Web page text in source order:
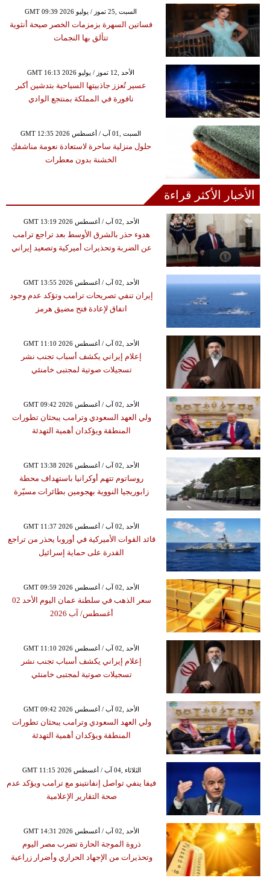
GMT 09:39 2026 السبت ,25 تموز / يوليو
فساتين السهرة بزمزمات الخصر صيحة أنثوية
تتألق بها النجمات
GMT 16:13 2026 الأحد ,12 تموز / يوليو
عسير تُعزز جاذبيتها السياحية بتدشين أكبر
نافورة في المملكة بمنتجع الوادي
GMT 12:35 2026 السبت ,01 آب / أغسطس
حلول منزلية ساحرة لاستعادة نعومة مناشفكِ
الخشنة بدون معطرات
الأخبار الأكثر قراءة
GMT 13:19 2026 الأحد ,02 آب / أغسطس
هدوء حذر بالشرق الأوسط بعد تراجع ترامب
عن الضربة وتحذيرات أميركية وتصعيد إيراني
GMT 13:55 2026 الأحد ,02 آب / أغسطس
إيران تنفي تصريحات ترامب وتؤكد عدم وجود
اتفاق لإعادة فتح مضيق هرمز
GMT 11:10 2026 الأحد ,02 آب / أغسطس
إعلام إيراني يكشف أسباب تجنب نشر
تسجيلات صوتية لمجتبى خامنئي
GMT 09:42 2026 الأحد ,02 آب / أغسطس
ولي العهد السعودي وترامب يبحثان تطورات
المنطقة ويؤكدان أهمية التهدئة
GMT 13:38 2026 الأحد ,02 آب / أغسطس
روساتوم تتهم أوكرانيا باستهداف محطة
زابوريجيا النووية بهجومين بطائرات مسيّرة
GMT 11:37 2026 الأحد ,02 آب / أغسطس
قائد القوات الأميركية في أوروبا يحذر من تراجع
القدرة على حماية إسرائيل
GMT 09:59 2026 الأحد ,02 آب / أغسطس
سعر الذهب في سلطنة عمان اليوم الأحد 02
أغسطس/ آب 2026
GMT 11:10 2026 الأحد ,02 آب / أغسطس
إعلام إيراني يكشف أسباب تجنب نشر
تسجيلات صوتية لمجتبى خامنئي
GMT 09:42 2026 الأحد ,02 آب / أغسطس
ولي العهد السعودي وترامب يبحثان تطورات
المنطقة ويؤكدان أهمية التهدئة
GMT 11:15 2026 الثلاثاء ,04 آب / أغسطس
فيفا ينفي تواصل إنفانتينو مع ترامب ويؤكد عدم
صحة التقارير الإعلامية
GMT 14:31 2026 الأحد ,02 آب / أغسطس
ذروة الموجة الحارة تضرب مصر اليوم
وتحذيرات من الإجهاد الحراري وأضرار زراعية